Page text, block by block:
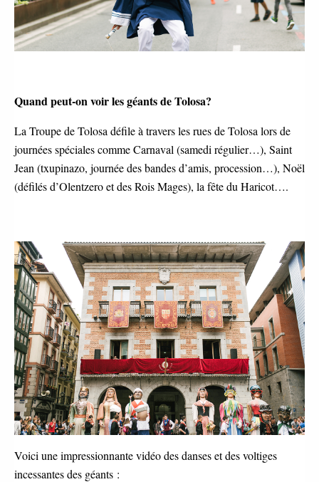
Quand peut-on voir les géants de Tolosa?
La Troupe de Tolosa défile à travers les rues de Tolosa lors de
journées spéciales comme Carnaval (samedi régulier…), Saint
Jean (txupinazo, journée des bandes d’amis, procession…), Noël
(défilés d’Olentzero et des Rois Mages), la fête du Haricot….
Voici une impressionnante vidéo des danses et des voltiges
incessantes des géants :